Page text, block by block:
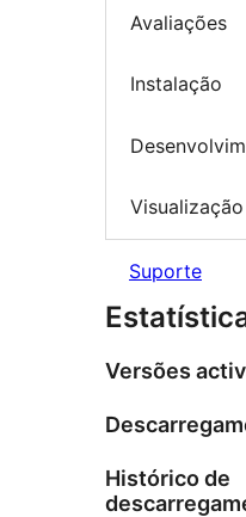
Avaliações
Instalação
Suporte
Versões
Histórico de